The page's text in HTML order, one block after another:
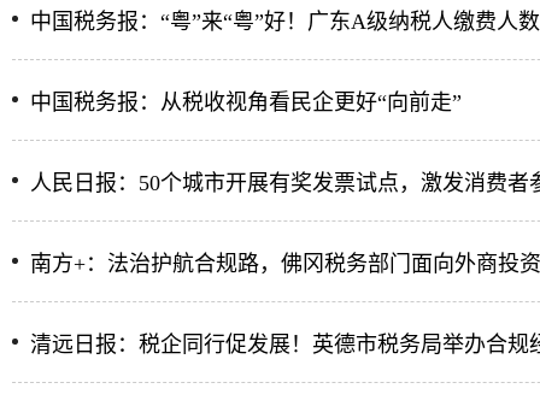
中国税务报：“粤”来“粤”好！广东A级纳税人缴费人
中国税务报：从税收视角看民企更好“向前走”
人民日报：50个城市开展有奖发票试点，激发消费
南方+：法治护航合规路，佛冈税务部门面向外商投
清远日报：税企同行促发展！英德市税务局举办合规